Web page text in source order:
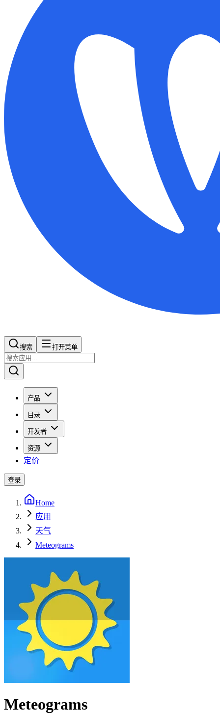
搜索​​​​ 打开菜单
产品
目录
开发者
资源
定价
登录
Home
应用
天气
Meteograms
Meteograms